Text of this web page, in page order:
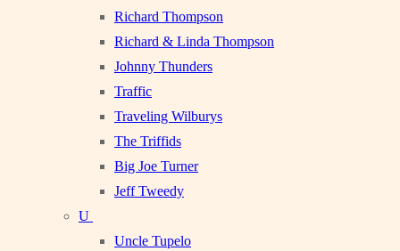
Richard Thompson
Richard & Linda Thompson
Johnny Thunders
Traffic
Traveling Wilburys
The Triffids
Big Joe Turner
Jeff Tweedy
U
Uncle Tupelo